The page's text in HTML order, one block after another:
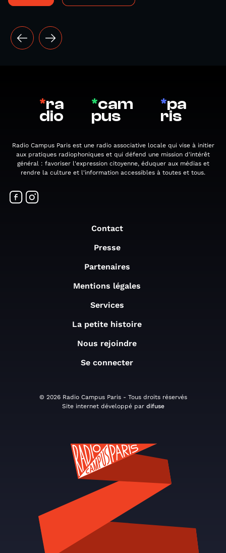
*ra
dio
*cam
pus
*pa
ris
Radio Campus Paris est une radio associative locale qui vise à initier
aux pratiques radiophoniques et qui défend une mission d'intérêt
général : favoriser l'expression citoyenne, éduquer aux médias et
rendre la culture et l'information accessibles à toutes et tous.
Contact
Presse
Partenaires
Mentions légales
Services
La petite histoire
Nous rejoindre
Se connecter
© 2026 Radio Campus Paris - Tous droits réservés
Site internet développé par difuse